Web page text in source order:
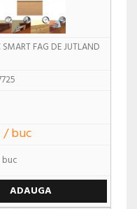
FAG DE JUTLAND
/ buc
buc
ADAUGA